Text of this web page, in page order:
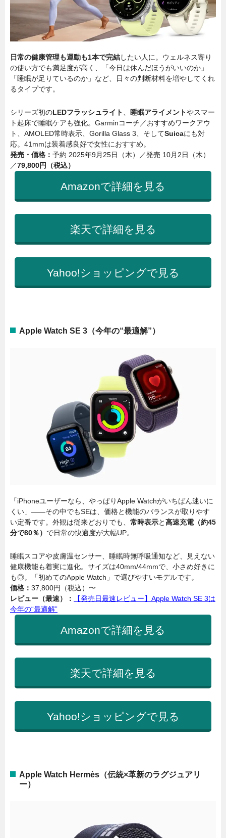
日常の健康管理も運動も1本で完結したい人に。ウェルネス寄り
の使い方でも満足度が高く、「今日は休んだほうがいいのか」
「睡眠が足りているのか」など、日々の判断材料を増やしてくれ
るタイプです。
シリーズ初のLEDフラッシュライト 睡眠アライメントやスマー
ト起床で睡眠ケアも強化。Garminコーチ／おすすめワークアウ
ト、AMOLED常時表示、Gorilla Glass 3、そしてSuicaにも対
応。41mmは装着感良好で女性におすすめ。
発売・価格： 予約 2025年9月25日（木）／発売 10月2日（木）
／79,800円（税込）
Amazonで詳細を見る
楽天で詳細を見る
Yahoo!ショッピングで見る
Apple Watch SE 3（今年の“最適解”）
「iPhoneユーザーなら、やっぱりApple Watchがいちばん迷いに
くい」——その中でもSEは、価格と機能のバランスが取りやす
い定番です。外観は従来どおりでも、 常時表示と高速充電（約45
分で80％） で日常の快適度が大幅UP。
睡眠スコアや皮膚温センサー、睡眠時無呼吸通知など、見えない
健康機能も着実に進化。サイズは40mm/44mmで、小さめ好きに
も◎。「初めてのApple Watch」で選びやすいモデルです。
価格： 37,800円（税込）〜
レビュー（最速）：
【発売日最速レビュー】Apple Watch SE 3は
今年の“最適解”
Amazonで詳細を見る
楽天で詳細を見る
Yahoo!ショッピングで見る
Apple Watch Hermès（伝統×革新のラグジュアリ
ー）